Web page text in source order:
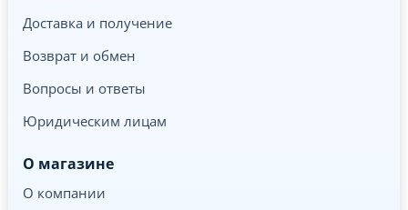
Доставка и получение
Возврат и обмен
Вопросы и ответы
Юридическим лицам
О магазине
О компании